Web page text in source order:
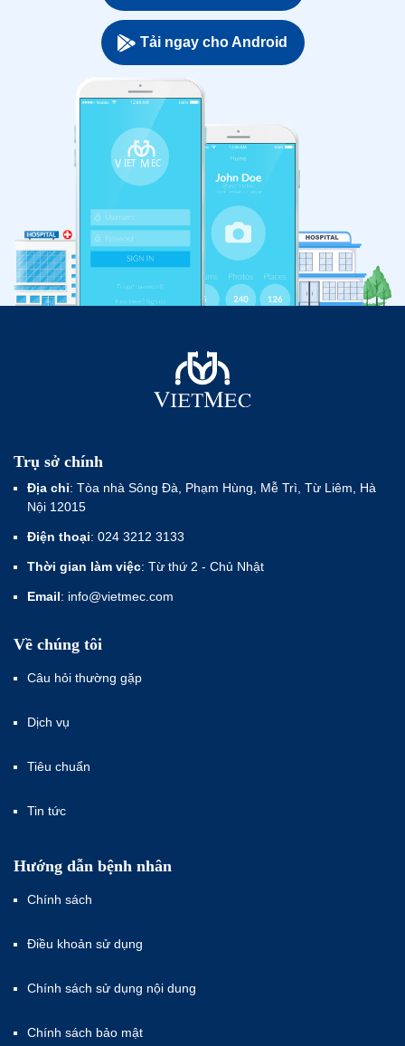
Tải ngay cho Android
Trụ sở chính
Địa chỉ: Tòa nhà Sông Đà, Phạm Hùng, Mễ Trì, Từ Liêm, Hà
Nội 12015
Điện thoại: 024 3212 3133
Thời gian làm việc: Từ thứ 2 - Chủ Nhật
Email: info@vietmec.com
Về chúng tôi
Câu hỏi thường gặp
Dịch vụ
Tiêu chuẩn
Tin tức
Hướng dẫn bệnh nhân
Chính sách
Điều khoản sử dụng
Chính sách sử dụng nội dung
Chính sách bảo mật